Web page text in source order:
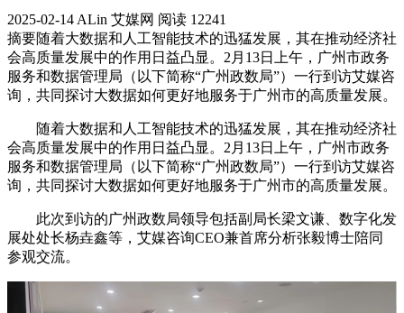
2025-02-14 ALin 艾媒网 阅读 12241
摘要随着大数据和人工智能技术的迅猛发展，其在推动经济社
会高质量发展中的作用日益凸显。2月13日上午，广州市政务
服务和数据管理局（以下简称“广州政数局”）一行到访艾媒咨
询，共同探讨大数据如何更好地服务于广州市的高质量发展。
随着大数据和人工智能技术的迅猛发展，其在推动经济社
会高质量发展中的作用日益凸显。2月13日上午，广州市政务
服务和数据管理局（以下简称“广州政数局”）一行到访艾媒咨
询，共同探讨大数据如何更好地服务于广州市的高质量发展。
此次到访的广州政数局领导包括副局长梁文谦、数字化发
展处处长杨垚鑫等，艾媒咨询CEO兼首席分析张毅博士陪同
参观交流。